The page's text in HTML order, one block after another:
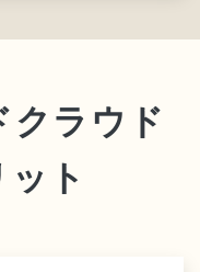
ラウド
ト